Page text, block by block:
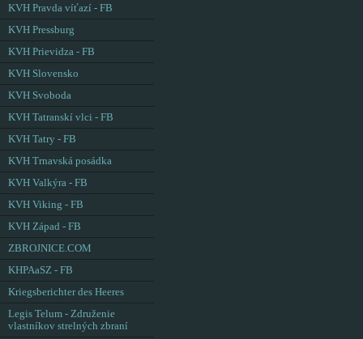
KVH Pravda víťazí - FB
KVH Pressburg
KVH Prievidza - FB
KVH Slovensko
KVH Svoboda
KVH Tatranskí vlci - FB
KVH Tatry - FB
KVH Trnavská posádka
KVH Valkýra - FB
KVH Viking - FB
KVH Západ - FB
ZBROJNICE.COM
KHPAaSZ - FB
Kriegsberichter des Heeres
Legis Telum - Združenie
vlastníkov strelných zbraní